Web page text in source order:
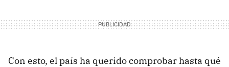
Con esto, el país ha querido comprobar hasta qué